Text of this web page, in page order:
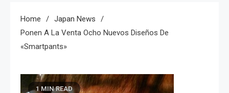
Home
Japan News
Ponen A La Venta Ocho Nuevos Diseños De
«Smartpants»
1 MIN READ